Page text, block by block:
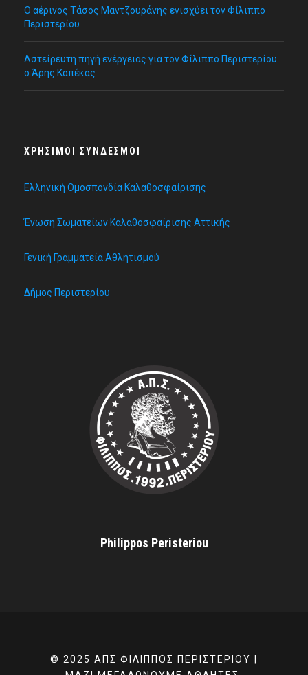
Ο αέρινος Τάσος Μαντζουράνης ενισχύει τον Φίλιππο
Περιστερίου
Αστείρευτη πηγή ενέργειας για τον Φίλιππο Περιστερίου
ο Άρης Καπέκας
ΧΡΉΣΙΜΟΙ ΣΎΝΔΕΣΜΟΙ
Ελληνική Ομοσπονδία Καλαθοσφαίρισης
Ένωση Σωματείων Καλαθοσφαίρισης Αττικής
Γενική Γραμματεία Αθλητισμού
Δήμος Περιστερίου
Philippos Peristeriou
© 2025 ΑΠΣ ΦΊΛΙΠΠΟΣ ΠΕΡΙΣΤΕΡΊΟΥ |